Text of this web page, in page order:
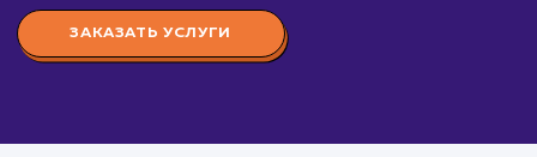
прекрасная возможность для клиентов
только те результаты, которые реально